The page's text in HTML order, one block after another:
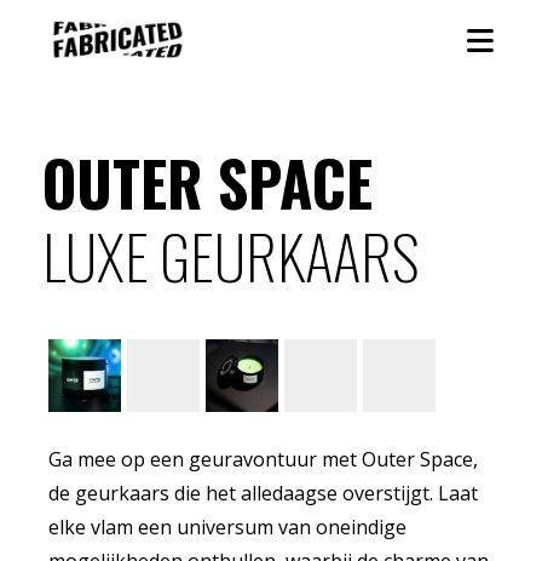
OUTER SPACE
LUXE GEURKAARS
Ga mee op een geuravontuur met Outer Space,
de geurkaars die het alledaagse overstijgt. Laat
elke vlam een universum van oneindige